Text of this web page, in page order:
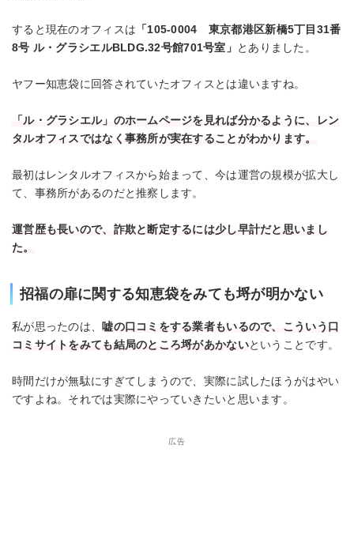
すると現在のオフィスは 「105-0004 東京都港区新橋5丁目31番
8号 ル・グラシエルBLDG.32号館701号室」 とありました。
ヤフー知恵袋に回答されていたオフィスとは違いますね。
「ル・グラシエル」のホームページを見れば分かるように、レン
タルオフィスではなく事務所が実在することがわかります。
最初はレンタルオフィスから始まって、今は運営の規模が拡大し
て、事務所があるのだと推察します。
運営歴も長いので、詐欺と断定するには少し早計だと思いまし
た。
招福の扉に関する知恵袋をみても埒が明かない
私が思ったのは、
嘘の口コミをする業者もいるので、こういう口
コミサイトをみても結局のところ埒があかないということです。
時間だけが無駄にすぎてしまうので、実際に試したほうがはやい
ですよね。それでは実際にやっていきたいと思います。
広告